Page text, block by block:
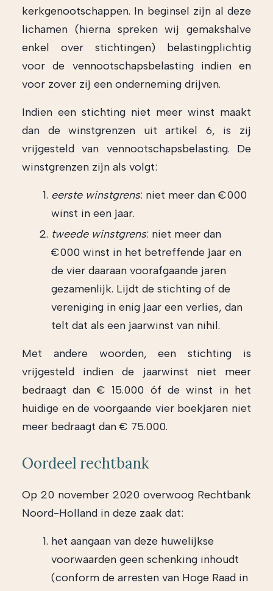
kerkgenootschappen. In beginsel zijn al deze
lichamen (hierna spreken wij gemakshalve
enkel over stichtingen) belastingplichtig
voor de vennootschapsbelasting indien en
voor zover zij een onderneming drijven.
Indien een stichting niet meer winst maakt
dan de winstgrenzen uit artikel 6, is zij
vrijgesteld van vennootschapsbelasting. De
winstgrenzen zijn als volgt:
eerste winstgrens: niet meer dan €000
winst in een jaar.
tweede winstgrens: niet meer dan
€000 winst in het betreffende jaar en
de vier daaraan voorafgaande jaren
gezamenlijk. Lijdt de stichting of de
vereniging in enig jaar een verlies, dan
telt dat als een jaarwinst van nihil.
Met andere woorden, een stichting is
vrijgesteld indien de jaarwinst niet meer
bedraagt dan € 15.000 óf de winst in het
huidige en de voorgaande vier boekjaren niet
meer bedraagt dan € 75.000.
Oordeel rechtbank
Op 20 november 2020 overwoog Rechtbank
Noord-Holland in deze zaak dat:
het aangaan van deze huwelijkse
voorwaarden geen schenking inhoudt
(conform de arresten van Hoge Raad in